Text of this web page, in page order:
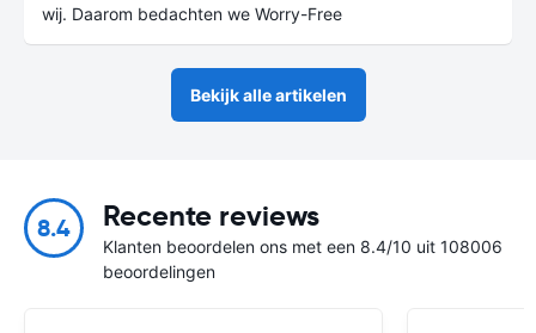
wij. Daarom bedachten we Worry-Free
Bekijk alle artikelen
8.4 Recente reviews
Klanten beoordelen ons met een 8.4/10 uit 108006
beoordelingen